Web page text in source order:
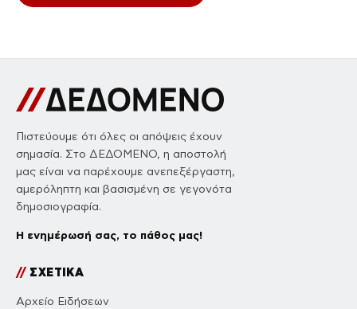
Πιστεύουμε ότι όλες οι απόψεις έχουν
σημασία. Στο ΔΕΔΟΜΕΝΟ, η αποστολή
μας είναι να παρέχουμε ανεπεξέργαστη,
αμερόληπτη και βασισμένη σε γεγονότα
δημοσιογραφία.
Η ενημέρωσή σας, το πάθος μας!
//ΣΧΕΤΙΚΑ
Αρχείο Ειδήσεων